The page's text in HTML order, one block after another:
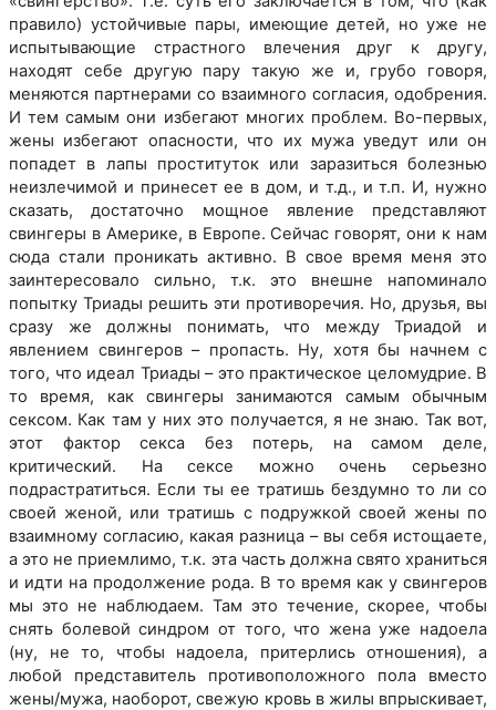
правило) устойчивые пары, имеющие детей, но уже не
испытывающие страстного влечения друг к другу,
находят себе другую пару такую же и, грубо говоря,
меняются партнерами со взаимного согласия, одобрения.
И тем самым они избегают многих проблем. Во-первых,
жены избегают опасности, что их мужа уведут или он
попадет в лапы проституток или заразиться болезнью
неизлечимой и принесет ее в дом, и т.д., и т.п. И, нужно
сказать, достаточно мощное явление представляют
свингеры в Америке, в Европе. Сейчас говорят, они к нам
сюда стали проникать активно. В свое время меня это
заинтересовало сильно, т.к. это внешне напоминало
попытку Триады решить эти противоречия. Но, друзья, вы
сразу же должны понимать, что между Триадой и
явлением свингеров – пропасть. Ну, хотя бы начнем с
того, что идеал Триады – это практическое целомудрие. В
то время, как свингеры занимаются самым обычным
сексом. Как там у них это получается, я не знаю. Так вот,
этот фактор секса без потерь, на самом деле,
критический. На сексе можно очень серьезно
подрастратиться. Если ты ее тратишь бездумно то ли со
своей женой, или тратишь с подружкой своей жены по
взаимному согласию, какая разница – вы себя истощаете,
а это не приемлимо, т.к. эта часть должна свято храниться
и идти на продолжение рода. В то время как у свингеров
мы это не наблюдаем. Там это течение, скорее, чтобы
снять болевой синдром от того, что жена уже надоела
(ну, не то, чтобы надоела, притерлись отношения), а
любой представитель противоположного пола вместо
жены/мужа, наоборот, свежую кровь в жилы впрыскивает,